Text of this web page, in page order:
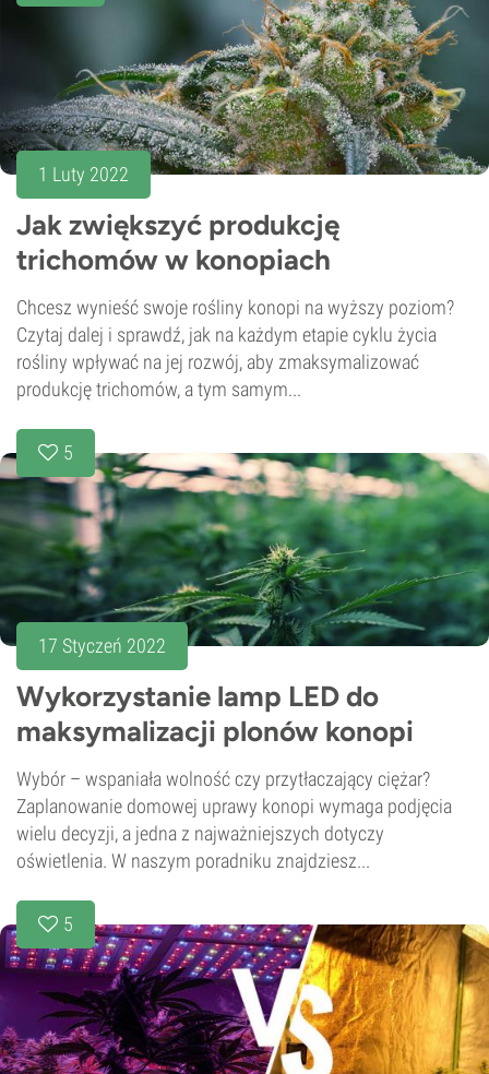
1 Luty 2022
Jak zwiększyć produkcję
trichomów w konopiach
Chcesz wynieść swoje rośliny konopi na wyższy poziom?
Czytaj dalej i sprawdź, jak na każdym etapie cyklu życia
rośliny wpływać na jej rozwój, aby zmaksymalizować
produkcję trichomów, a tym samym...
5
17 Styczeń 2022
Wykorzystanie lamp LED do
maksymalizacji plonów konopi
Wybór – wspaniała wolność czy przytłaczający ciężar?
Zaplanowanie domowej uprawy konopi wymaga podjęcia
wielu decyzji, a jedna z najważniejszych dotyczy
oświetlenia. W naszym poradniku znajdziesz...
5